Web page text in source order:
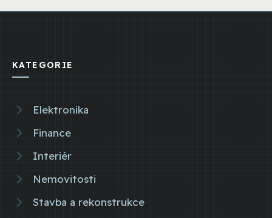
KATEGORIE
Elektronika
Finance
Interiér
Nemovitosti
Stavba a rekonstrukce